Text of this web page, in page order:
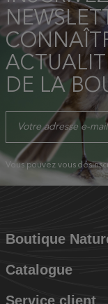
DE LA
Vous pouvez vous
Boutique
Catalogue
Service client